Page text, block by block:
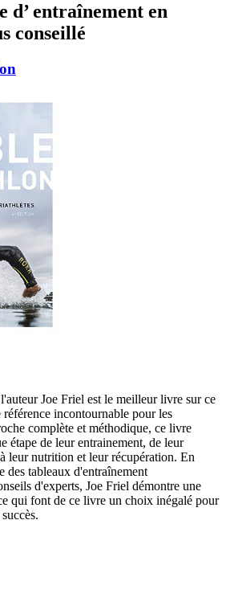
entraînement en
conseillé
Joe Friel est le meilleur livre sur ce
référence incontournable pour les
complète et méthodique, ce livre
étape de leur entrainement, de leur
leur nutrition et leur récupération. En
des tableaux d'entraînement
d'experts, Joe Friel démontre une
qui font de ce livre un choix inégalé pour